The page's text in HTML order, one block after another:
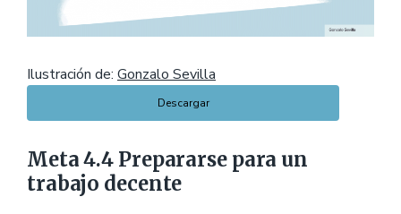
Ilustración de: Gonzalo Sevilla
Descargar
Meta 4.4 Prepararse para un
trabajo decente